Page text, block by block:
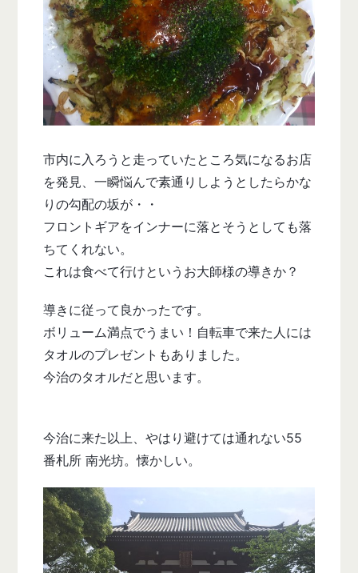
市内に入ろうと走っていたところ気になるお店
を発見、一瞬悩んで素通りしようとしたらかな
りの勾配の坂が・・
フロントギアをインナーに落とそうとしても落
ちてくれない。
これは食べて行けというお大師様の導きか？
導きに従って良かったです。
ボリューム満点でうまい！自転車で来た人には
タオルのプレゼントもありました。
今治のタオルだと思います。
今治に来た以上、やはり避けては通れない55
番札所 南光坊。懐かしい。